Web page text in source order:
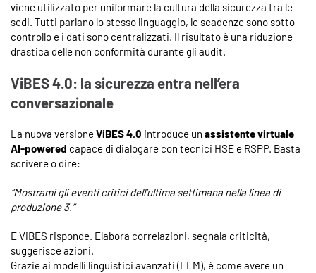
viene utilizzato per uniformare la cultura della sicurezza tra le
sedi. Tutti parlano lo stesso linguaggio, le scadenze sono sotto
controllo e i dati sono centralizzati. Il risultato è una riduzione
drastica delle non conformità durante gli audit.
ViBES 4.0: la sicurezza entra nell’era
conversazionale
La nuova versioneViBES 4.0 introduce un assistente virtuale
AI-powered capace di dialogare con tecnici HSE e RSPP. Basta
scrivere o dire:
“Mostrami gli eventi critici dell’ultima settimana nella linea di
produzione 3.”
E ViBES risponde. Elabora correlazioni, segnala criticità,
suggerisce azioni.
Grazie ai modelli linguistici avanzati (LLM), è come avere un